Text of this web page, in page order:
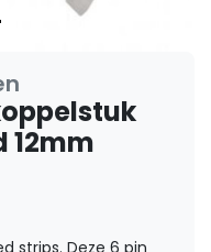
strips. Deze 6 pin